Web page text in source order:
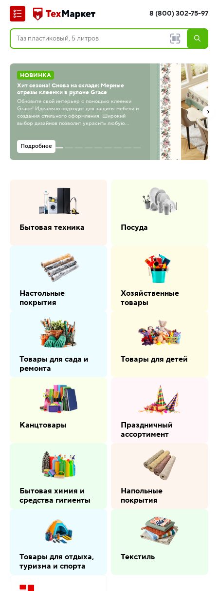
8 (800) 302-75-97
НОВИНКА
Хит сезона! Снова на складе: Мерные
отрезы клеенки в рулоне Grace
Обновите свой интерьер с помощью клеенки
Grace! Идеально подходит для защиты мебели и
создания стильного оформления. Широкий
выбор дизайнов позволит украсить любую
Подробнее
Бытовая техника Посуда
Настольные
покрытия
Хозяйственные
товары
Товары для сада и
ремонта
Товары для детей
Канцтовары
Праздничный
ассортимент
Бытовая химия и
средства гигиенты
Напольные
покрытия
Товары для отдыха,
туризма и спорта
Текстиль